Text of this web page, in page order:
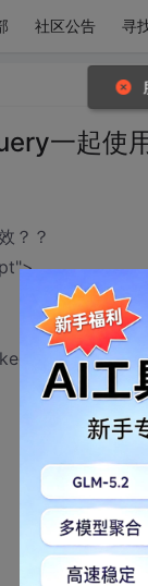
社区公告
一起使
？？